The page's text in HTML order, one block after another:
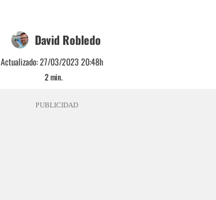
David Robledo
Actualizado:27/03/2023 20:48h
2min.
PUBLICIDAD